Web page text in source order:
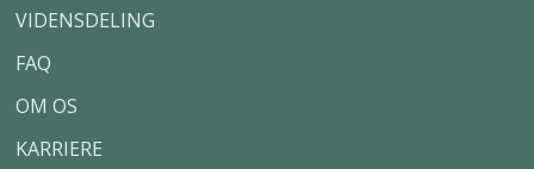
VIDENSDELING
FAQ
OM OS
KARRIERE